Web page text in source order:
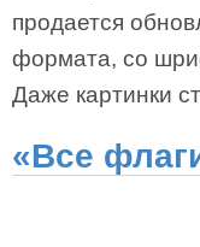
продается
формата, со
Даже картинки
«Все